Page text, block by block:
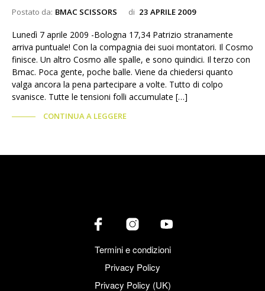
Postato da: BMAC SCISSORS di 23 APRILE 2009
Lunedì 7 aprile 2009 -Bologna 17,34 Patrizio stranamente
arriva puntuale! Con la compagnia dei suoi montatori. Il Cosmo
finisce. Un altro Cosmo alle spalle, e sono quindici. Il terzo con
Bmac. Poca gente, poche balle. Viene da chiedersi quanto
valga ancora la pena partecipare a volte. Tutto di colpo
svanisce. Tutte le tensioni folli accumulate […]
CONTINUA A LEGGERE
Termini e condizioni
Privacy Policy
Privacy Policy (UK)